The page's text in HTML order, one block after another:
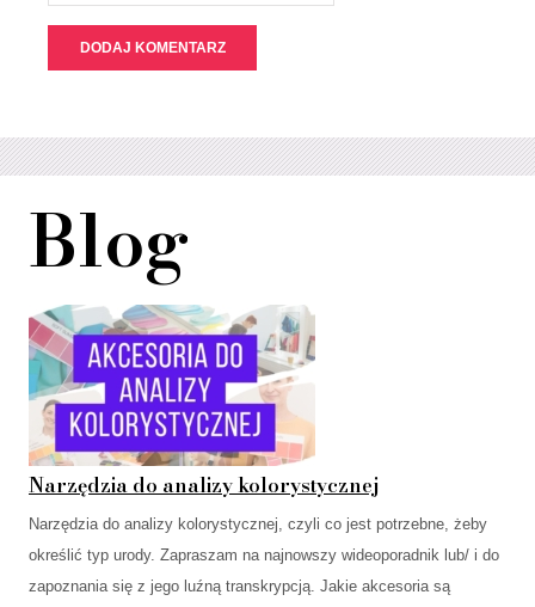
Blog
Narzędzia do analizy kolorystycznej
Narzędzia do analizy kolorystycznej, czyli co jest potrzebne, żeby
określić typ urody. Zapraszam na najnowszy wideoporadnik lub/ i do
zapoznania się z jego luźną transkrypcją. Jakie akcesoria są